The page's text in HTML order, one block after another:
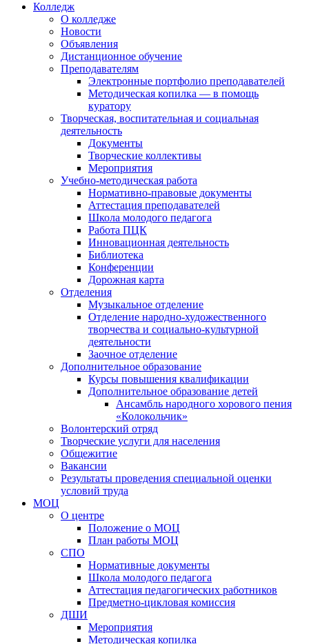
Колледж
О колледже
Новости
Объявления
Дистанционное обучение
Преподавателям
Электронные портфолио преподавателей
Методическая копилка — в помощь
куратору
Творческая, воспитательная и социальная
деятельность
Документы
Творческие коллективы
Мероприятия
Учебно-методическая работа
Нормативно-правовые документы
Аттестация преподавателей
Школа молодого педагога
Работа ПЦК
Инновационная деятельность
Библиотека
Конференции
Дорожная карта
Отделения
Музыкальное отделение
Отделение народно-художественного
творчества и социально-культурной
деятельности
Заочное отделение
Дополнительное образование
Курсы повышения квалификации
Дополнительное образование детей
Ансамбль народного хорового пения
«Колокольчик»
Волонтерский отряд
Творческие услуги для населения
Общежитие
Вакансии
Результаты проведения специальной оценки
условий труда
МОЦ
О центре
Положение о МОЦ
План работы МОЦ
СПО
Нормативные документы
Школа молодого педагога
Аттестация педагогических работников
Предметно-цикловая комиссия
ДШИ
Мероприятия
Методическая копилка